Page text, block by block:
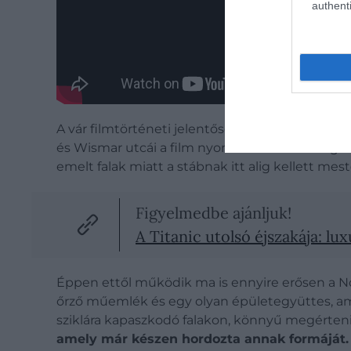
A vár filmtörténeti jelentőségét Friedrich
és Wismar utcái a film nyomasztó városi
emelt falak miatt a stábnak itt alig kellett
Figyelmedbe ajánljuk!
A Titanic utolsó éjszakája:
Éppen ettől működik ma is ennyire erősen a
őrző műemlék és egy olyan épületegyüttes,
sziklára kapaszkodó falakon, könnyű
amely már készen hordozta annak formáját.